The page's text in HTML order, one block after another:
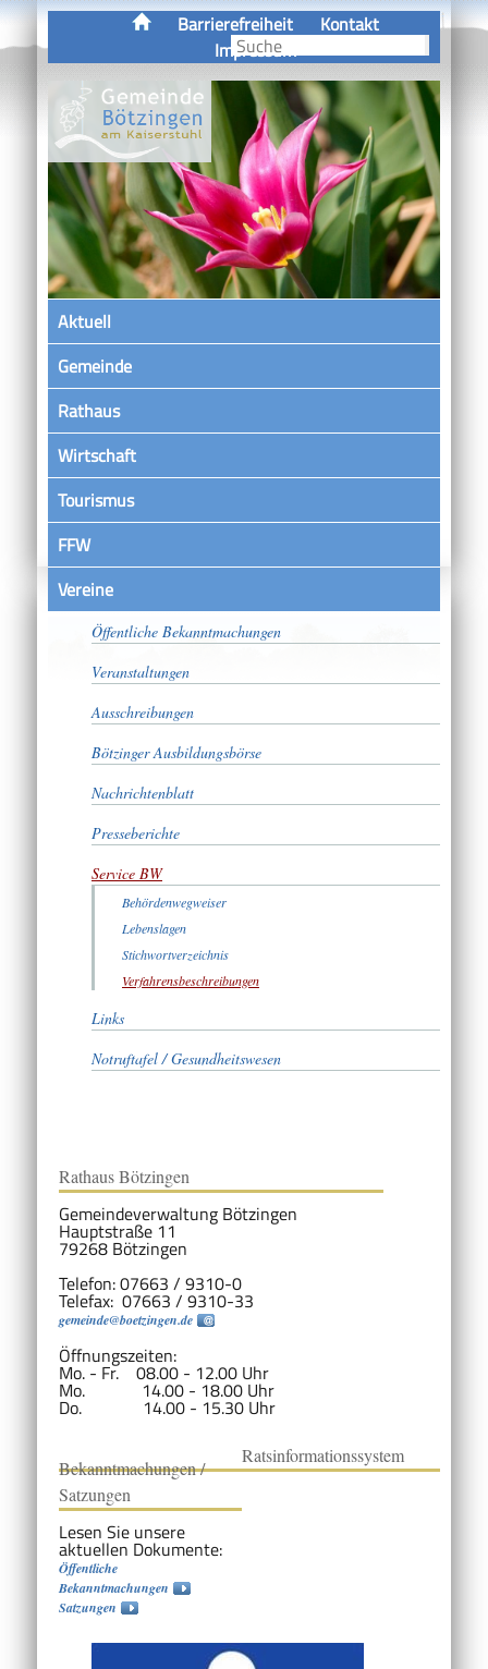
Barrierefreiheit
Kontakt
Impressum
Aktuell
Gemeinde
Rathaus
Wirtschaft
Tourismus
FFW
VereineSatzungen
Öffentliche Bekanntmachungen
Veranstaltungen
Ausschreibungen
Bötzinger Ausbildungsbörse
Nachrichtenblatt
Presseberichte
Service BW
Behördenwegweiser
Lebenslagen
Stichwortverzeichnis
Verfahrensbeschreibungen
Links
Notruftafel / Gesundheitswesen
Rathaus Bötzingen
Gemeindeverwaltung Bötzingen
Hauptstraße 11
79268 Bötzingen
Telefon: 07663 / 9310-0
Telefax: 07663 / 9310-33
gemeinde@boetzingen.de
Öffnungszeiten:
Mo. - Fr. 08.00 - 12.00 Uhr
Mo. 14.00 - 18.00 Uhr
Do. 14.00 - 15.30 Uhr
Bekanntmachungen /
Satzungen
Lesen Sie unsere
aktuellen Dokumente:
Öffentliche
Bekanntmachungen
Satzungen
Ratsinformationssystem